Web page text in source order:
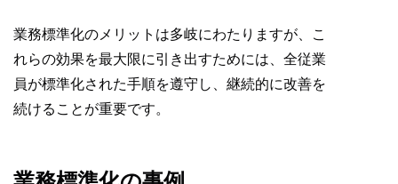
業務標準化のメリットは多岐にわたりますが、こ
れらの効果を最大限に引き出すためには、全従業
員が標準化された手順を遵守し、継続的に改善を
続けることが重要です。